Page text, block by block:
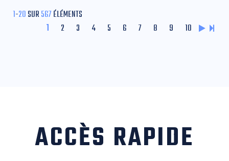
1-20SUR567ÉLÉMENTS
1 2 3 4 5 6 7 8 9 10
ACCÈS RAPIDE